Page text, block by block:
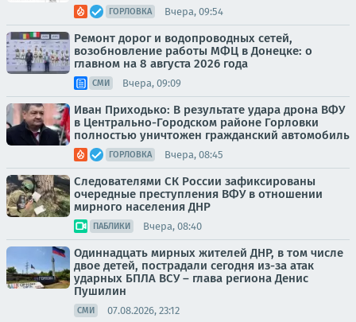
ГОРЛОВКА Вчера, 09:54
Ремонт дорог и водопроводных сетей,
возобновление работы МФЦ в Донецке: о
главном на 8 августа 2026 года
СМИ Вчера, 09:09
Иван Приходько: В результате удара дрона ВФУ
в Центрально-Городском районе Горловки
полностью уничтожен гражданский автомобиль
ГОРЛОВКА Вчера, 08:45
Следователями СК России зафиксированы
очередные преступления ВФУ в отношении
мирного населения ДНР
ПАБЛИКИ Вчера, 08:40
Одиннадцать мирных жителей ДНР, в том числе
двое детей, пострадали сегодня из-за атак
ударных БПЛА ВСУ – глава региона Денис
Пушилин
СМИ 07.08.2026, 23:12